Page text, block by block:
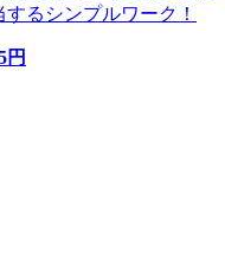
るシンプルワーク！
円